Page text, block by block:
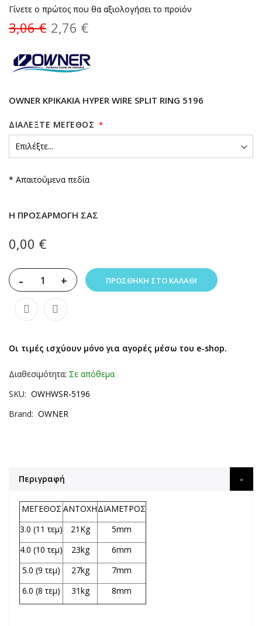
Γίνετε ο πρώτος που θα αξιολογήσει το προϊόν
2,76 €
3,06 €
OWNER ΚΡΙΚΑΚΙΑ HYPER WIRE SPLIT RING 5196
ΔΙΑΛΈΞΤΕ ΜΈΓΕΘΟΣ
* Απαιτούμενα πεδία
Η ΠΡΟΣΑΡΜΟΓΉ ΣΑΣ
0,00 €
- + ΠΡΟΣΘΉΚΗ ΣΤΟ ΚΑΛΆΘΙ
Οι τιμές ισχύουν μόνο για αγορές μέσω του e-shop.
Διαθεσιμότητα: Σε απόθεμα
SKU
OWHWSR-5196
Brand
OWNER
Περιγραφή
ΜΕΓΕΘΟΣ ΑΝΤΟΧΗΔΙΑΜΕΤΡΟΣ
3.0 (11 τεμ)
21Kg
5mm
4.0 (10 τεμ)
23kg
6mm
5.0 (9 τεμ)
27kg
7mm
6.0 (8 τεμ)
31kg 8mm